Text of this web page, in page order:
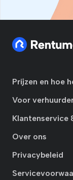
Prijzen en hoe
Voor
Klantenservice
Over ons
Privacybeleid